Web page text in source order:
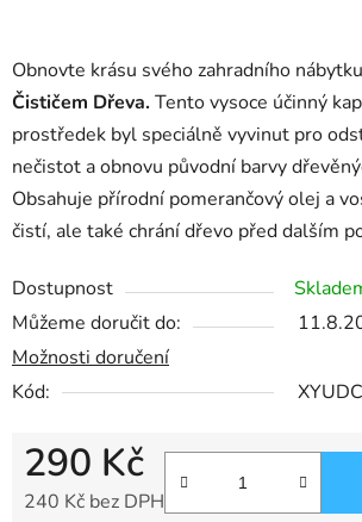
Obnovte krásu svého zahradního
Čističem Dřeva. Tento vysoce účinný
prostředek byl speciálně vyvinut pro
nečistot a obnovu původní barvy
Obsahuje přírodní pomerančový olej a
čistí, ale také chrání dřevo před dalším
Dostupnost
Můžeme doručit do:
Možnosti doručení
Kód:
290 Kč
240 Kč bez DPH